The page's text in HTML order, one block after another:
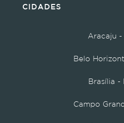
CIDADES
Aracaju -
Belo
Brasília -
Campo